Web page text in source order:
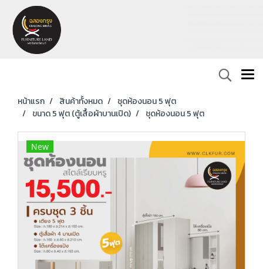
หน้าแรก สินค้าทั้งหมด
ชุดห้องนอน 5 ฟุต
ขนาด 5 ฟุต (ตู้เสื้อผ้าบานเปิด)
ชุดห้องนอน 5 ฟุต
New